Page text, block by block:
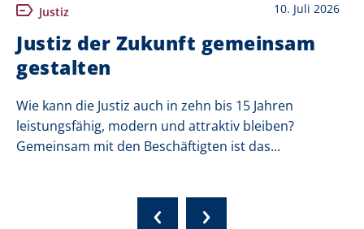
Justiz 10. Juli 2026
Justiz der Zukunft gemeinsam
gestalten
Wie kann die Justiz auch in zehn bis 15 Jahren
leistungsfähig, modern und attraktiv bleiben?
Gemeinsam mit den Beschäftigten ist das...